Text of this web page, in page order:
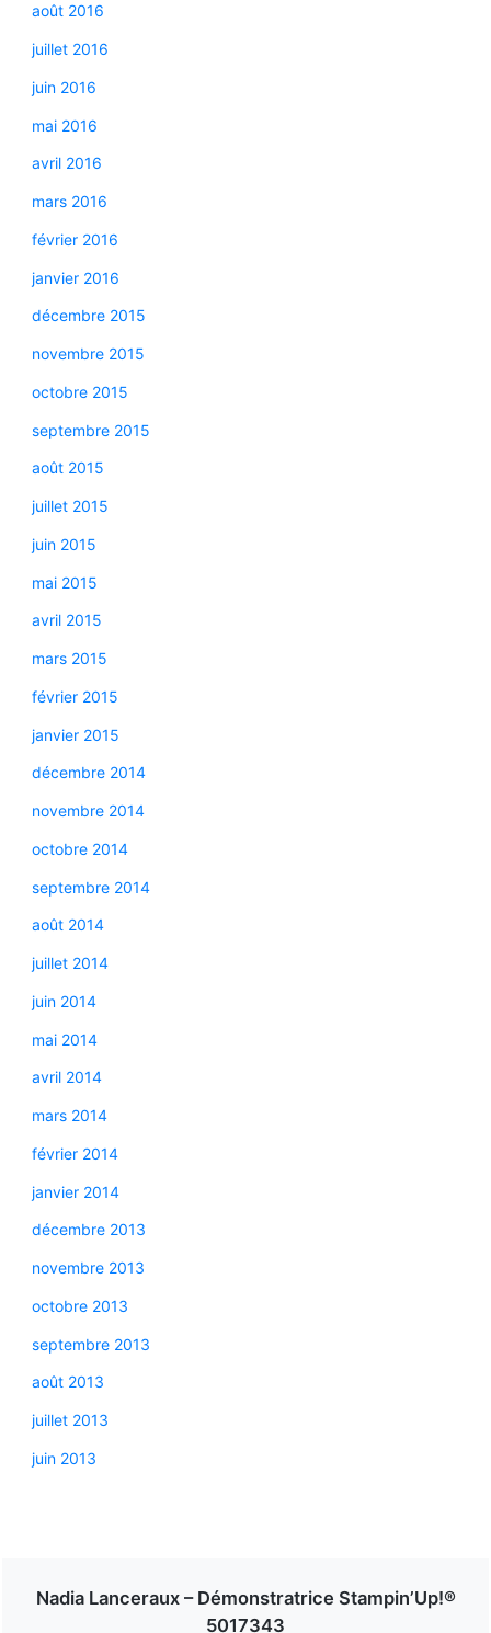
août 2016
juillet 2016
juin 2016
mai 2016
avril 2016
mars 2016
février 2016
janvier 2016
décembre 2015
novembre 2015
octobre 2015
septembre 2015
août 2015
juillet 2015
juin 2015
mai 2015
avril 2015
mars 2015
février 2015
janvier 2015
décembre 2014
novembre 2014
octobre 2014
septembre 2014
août 2014
juillet 2014
juin 2014
mai 2014
avril 2014
mars 2014
février 2014
janvier 2014
décembre 2013
novembre 2013
octobre 2013
septembre 2013
août 2013
juillet 2013
juin 2013
Nadia Lanceraux – Démonstratrice Stampin’Up!®
5017343